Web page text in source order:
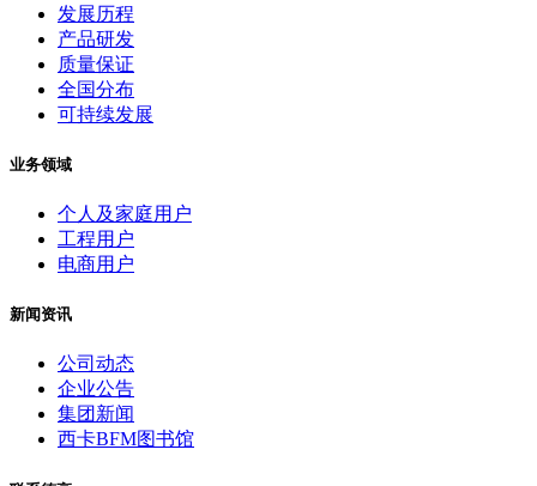
发展历程
产品研发
质量保证
全国分布
可持续发展
业务领域
个人及家庭用户
工程用户
电商用户
新闻资讯
公司动态
企业公告
集团新闻
西卡BFM图书馆